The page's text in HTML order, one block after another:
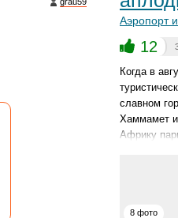
Аэропорт
12
Когда в
славном
Хаммамет
Африку
8 фото